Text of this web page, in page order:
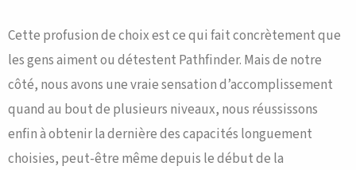
Cette profusion de choix est ce qui fait concrètement que
les gens aiment ou détestent Pathfinder. Mais de notre
côté, nous avons une vraie sensation d’accomplissement
quand au bout de plusieurs niveaux, nous réussissons
enfin à obtenir la dernière des capacités longuement
choisies, peut-être même depuis le début de la